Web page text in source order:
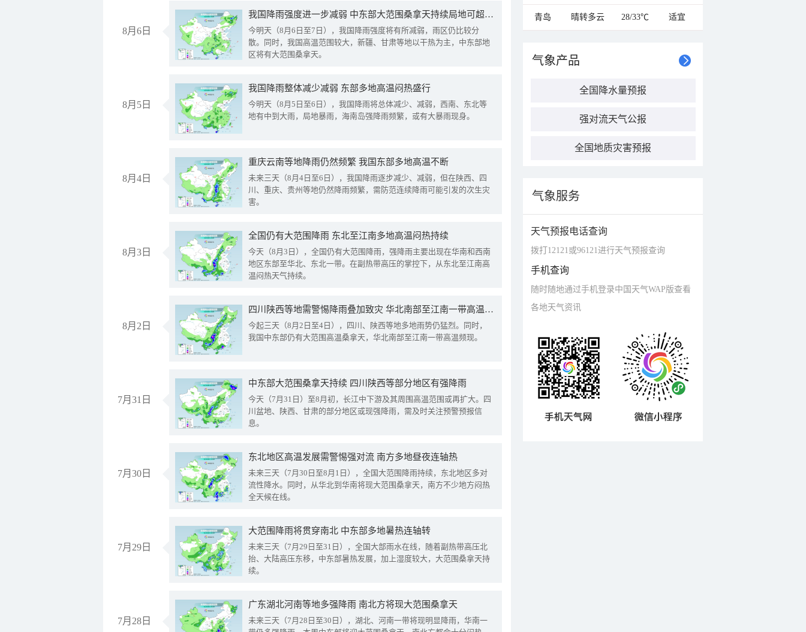
8月6日
我国降雨强度进一步减弱 中东部大范围桑拿天持续局地可超38℃
今明天（8月6日至7日），我国降雨强度将有所减弱，雨区仍比较分
散。同时，我国高温范围较大，新疆、甘肃等地以干热为主，中东部地
区将有大范围桑拿天。
8月5日
我国降雨整体减少减弱 东部多地高温闷热盛行
今明天（8月5日至6日），我国降雨将总体减少、减弱，西南、东北等
地有中到大雨，局地暴雨，海南岛强降雨频繁，或有大暴雨现身。
8月4日
重庆云南等地降雨仍然频繁 我国东部多地高温不断
未来三天（8月4日至6日），我国降雨逐步减少、减弱，但在陕西、四
川、重庆、贵州等地仍然降雨频繁，需防范连续降雨可能引发的次生灾
害。
8月3日
全国仍有大范围降雨 东北至江南多地高温闷热持续
今天（8月3日），全国仍有大范围降雨，强降雨主要出现在华南和西南
地区东部至华北、东北一带。在副热带高压的掌控下，从东北至江南高
温闷热天气持续。
8月2日
四川陕西等地需警惕降雨叠加致灾 华北南部至江南一带高温频现
今起三天（8月2日至4日），四川、陕西等地多地雨势仍猛烈。同时，
我国中东部仍有大范围高温桑拿天，华北南部至江南一带高温频现。
7月31日
中东部大范围桑拿天持续 四川陕西等部分地区有强降雨
今天（7月31日）至8月初，长江中下游及其周围高温范围或再扩大。四
川盆地、陕西、甘肃的部分地区或现强降雨，需及时关注预警预报信
息。
7月30日
东北地区高温发展需警惕强对流 南方多地昼夜连轴热
未来三天（7月30日至8月1日），全国大范围降雨持续，东北地区多对
流性降水。同时，从华北到华南将现大范围桑拿天，南方不少地方闷热
全天候在线。
7月29日
大范围降雨将贯穿南北 中东部多地暑热连轴转
未来三天（7月29日至31日），全国大部雨水在线，随着副热带高压北
抬、大陆高压东移，中东部暑热发展，加上湿度较大，大范围桑拿天持
续。
7月28日
广东湖北河南等地多强降雨 南北方将现大范围桑拿天
未来三天（7月28日至30日），湖北、河南一带将现明显降雨，华南一
青岛 晴转多云 28/33℃ 适宜
气象产品
全国降水量预报
强对流天气公报
全国地质灾害预报
气象服务
天气预报电话查询
拨打12121或96121进行天气预报查询
手机查询
随时随地通过手机登录中国天气WAP版查看
各地天气资讯